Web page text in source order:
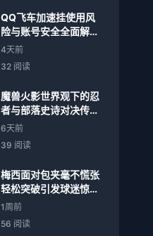
QQ飞车加速挂使用风
险与账号安全全面解析
及官方封号机制深度揭
4天前
32 阅读
魔兽火影世界观下的忍
者与部落史诗对决传奇
跨界联盟崛起篇终极战
6天前
39 阅读
梅西面对包夹毫不慌张
轻松突破引发球迷惊叹
连连
1周前
56 阅读